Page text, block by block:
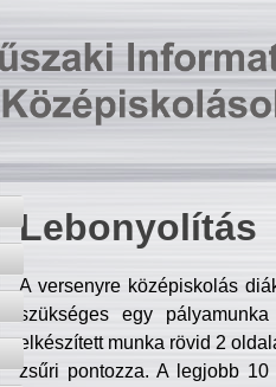
Lebonyolítás
A versenyre középiskolás
szükséges egy
elkészített munka rövid 2
zsűri pontozza. A legjobb